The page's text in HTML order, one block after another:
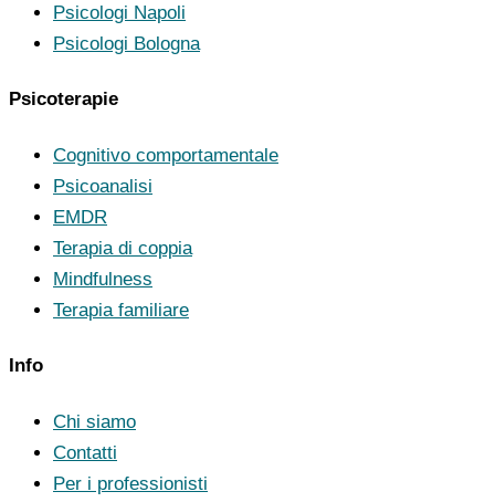
Psicologi Napoli
Psicologi Bologna
Psicoterapie
Cognitivo comportamentale
Psicoanalisi
EMDR
Terapia di coppia
Mindfulness
Terapia familiare
Info
Chi siamo
Contatti
Per i professionisti